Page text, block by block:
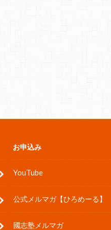
お申込み
YouTube
公式メルマガ【ひろめーる】
國志塾メルマガ